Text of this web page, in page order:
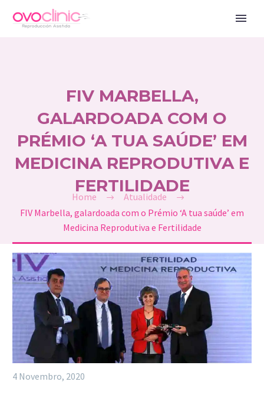
FIV MARBELLA,
GALARDOADA COM O
PRÉMIO ‘A TUA SAÚDE’ EM
MEDICINA REPRODUTIVA E
FERTILIDADE
Home
Atualidade
FIV Marbella, galardoada com o Prémio ‘A tua saúde’ em
Medicina Reprodutiva e Fertilidade
4 Novembro, 2020